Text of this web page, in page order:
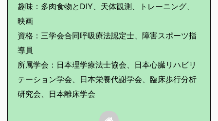
趣味：多肉食物とDIY、天体観測、トレーニング、
映画
資格：三学会合同呼吸療法認定士、障害スポーツ指
導員
所属学会：日本理学療法士協会、日本心臓リハビリ
テーション学会、日本栄養代謝学会、臨床歩行分析
研究会、日本離床学会